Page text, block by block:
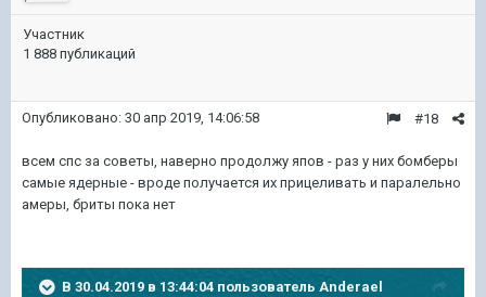
Участник
1 888 публикаций
#18
Опубликовано: 30 апр 2019, 14:06:58
всем спс за советы, наверно продолжу япов - раз у них бомберы
самые ядерные - вроде получается их прицеливать и паралельно
амеры, бриты пока нет
В 30.04.2019 в 13:44:04 пользователь Anderael